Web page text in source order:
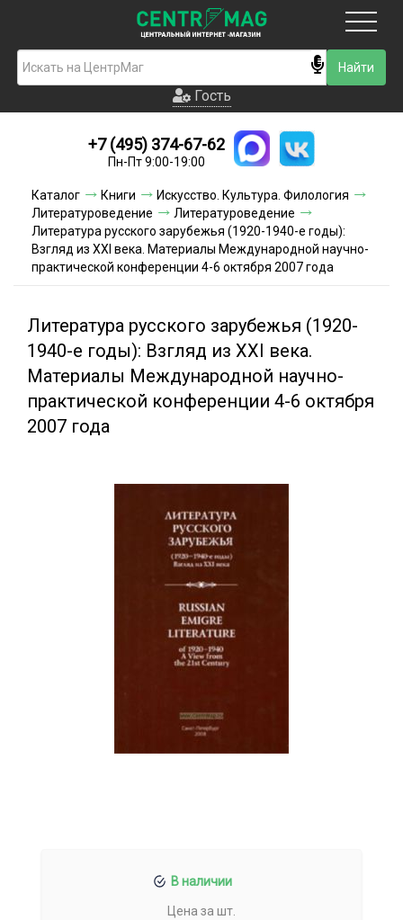
Гость
Новинки
Условия доставки
Условия оплаты
Контакты
Гость
+7 (495) 374-67-62
Пн-Пт 9:00-19:00
Каталог Книги
Искусство. Культура. Филология
Литературоведение
Литературоведение
Литература русского зарубежья (1920-1940-е годы):
Взгляд из XXI века. Материалы Международной научно-
практической конференции 4-6 октября 2007 года
Литература русского зарубежья (1920-
1940-е годы): Взгляд из XXI века.
Материалы Международной научно-
практической конференции 4-6 октября
2007 года
В наличии
Цена за шт.